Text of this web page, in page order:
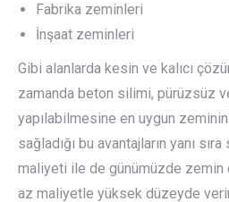
Fabrika zeminleri
İnşaat zeminleri
Gibi alanlarda kesin ve kalıcı
zamanda beton silimi, pürüzsüz
yapılabilmesine en uygun
sağladığı bu avantajların yanı
maliyeti ile de günümüzde zemin
az maliyetle yüksek düzeyde